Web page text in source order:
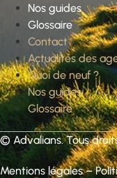
Nos guides
Glossaire
Contact
Actualités des
Quoi de neuf ?
Nos guides
Glossaire
© Advalians. Tous
Mentions légales–